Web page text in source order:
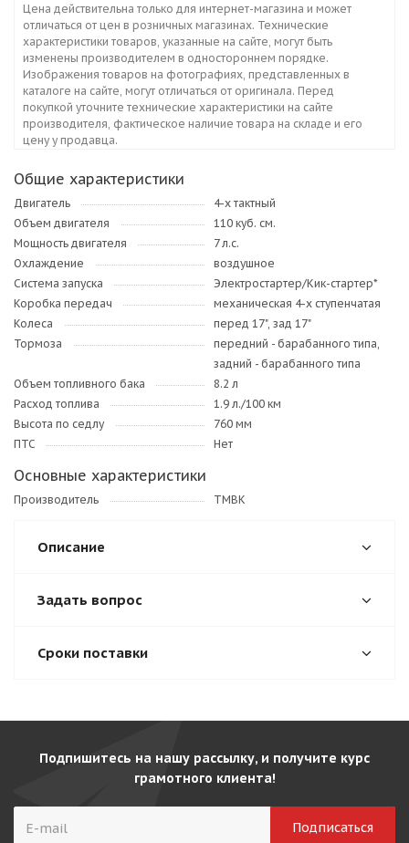
Цена действительна только для интернет-магазина и может
отличаться от цен в розничных магазинах. Технические
характеристики товаров, указанные на сайте, могут быть
изменены производителем в одностороннем порядке.
Изображения товаров на фотографиях, представленных в
каталоге на сайте, могут отличаться от оригинала. Перед
покупкой уточните технические характеристики на сайте
производителя, фактическое наличие товара на складе и его
цену у продавца.
Общие характеристики
Двигатель
4-х тактный
Объем двигателя
110 куб. см.
Мощность двигателя
7 л.с.
Охлаждение
воздушное
Система запуска
Электростартер/Кик-стартер*
Коробка передач
механическая 4-х ступенчатая
Колеса
перед 17", зад 17"
Тормоза
передний - барабанного типа,
задний - барабанного типа
Объем топливного бака
8.2 л
Расход топлива
1.9 л./100 км
Высота по седлу
760 мм
ПТС
Нет
Основные характеристики
Производитель TMBK
Описание
Задать вопрос
Сроки поставки
Подпишитесь на нашу рассылку, и получите курс
грамотного клиента!